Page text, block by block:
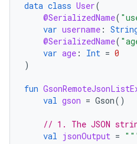
data class User(
@SerializedName(
var username :
@SerializedName(
var age : Int = 0
)
fun
val gson = Gson()
// 1. The JSON
val jsonOutput =